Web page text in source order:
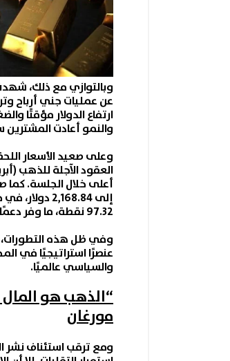
وبالتوازي مع ذلك،
عن عمليات جني أرباح
ارتفاع الدولار مؤقتًا
والنمو أعادت
وعلى صعيد الأسعار
العقود الآجلة للذهب
أعلى خلال الجلسة. كما
إلى 2,168.84 دولار، في حين سجل النحاس 5.90 دولار للرطل، مقابل تراجع
97.32 نقطة، ما وفر دعمًا إضافيًا لأسعار المعادن المقومة بالعملة الأمريكية.
وفي ظل هذه التطورات،
عنصرًا استراتيجيًا في
والسياسي عالميًا.
“الذهب هو
مورغان
ومع ترقب استئناف نشر